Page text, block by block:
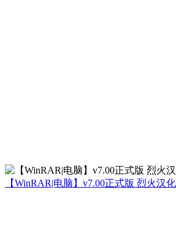
【WinRAR|电脑】v7.00正式版 烈火汉